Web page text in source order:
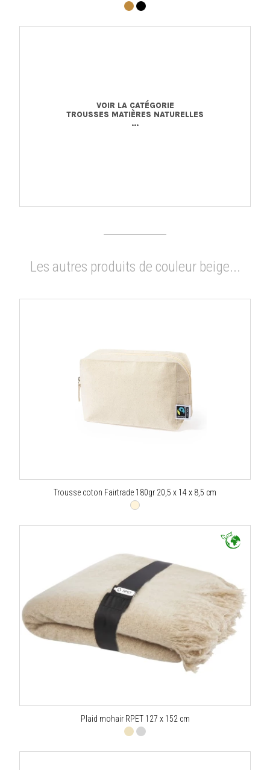
VOIR LA CATÉGORIE
TROUSSES MATIÈRES NATURELLES
...
Les autres produits de couleur beige...
Trousse coton Fairtrade 180gr 20,5 x 14 x 8,5 cm
Plaid mohair RPET 127 x 152 cm